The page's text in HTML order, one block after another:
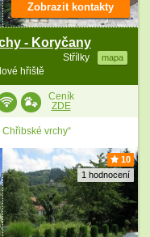
- Koryčany
Střílky mapa
hřiště
Zobrazit kontakty
Ceník
ZDE
vrchy“
10
1 hodnocení